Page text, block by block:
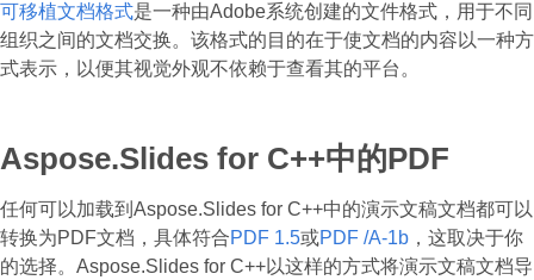
可移植文档格式是一种由Adobe系统创建的文件格式，用于不同
组织之间的文档交换。该格式的目的在于使文档的内容以一种方
式表示，以便其视觉外观不依赖于查看其的平台。
Aspose.Slides for C++中的PDF
任何可以加载到Aspose.Slides for C++中的演示文稿文档都可以
转换为PDF文档，具体符合PDF 1.5或PDF /A-1b ，这取决于你
的选择。Aspose.Slides for C++以这样的方式将演示文稿文档导